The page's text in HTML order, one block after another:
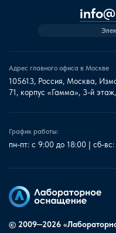
Адрес главного офиса в Москве
105613, Россия, Москва,
71, корпус «Гамма», 3-й
График работы:
пн-пт: с 9:00 до 18:00 | сб-
© 2009—2026